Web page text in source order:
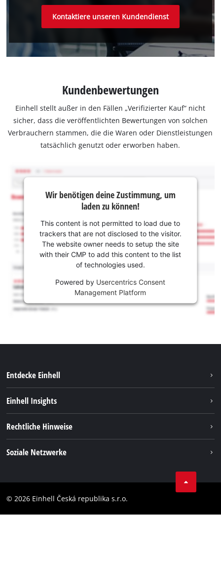
Kontaktiere unseren Kundendienst
Kundenbewertungen
Einhell stellt außer in den Fällen „Verifizierter Kauf“ nicht
sicher, dass die veröffentlichten Bewertungen von solchen
Verbrauchern stammen, die die Waren oder Dienstleistungen
tatsächlich genutzt oder erworben haben.
Wir benötigen deine Zustimmung, um
laden zu können!
This content is not permitted to load due to
trackers that are not disclosed to the visitor.
The website owner needs to setup the site
with their CMP to add this content to the list
of technologies used.
Powered by Usercentrics Consent
Management Platform
Entdecke Einhell
Akkusystem
Einhell Insights
Rechtliche Hinweise
Barrierefreiheits-Erklärung
Soziale Netzwerke
Instagram
© 2026 Einhell Česká republika s.r.o.